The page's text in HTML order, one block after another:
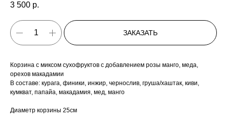
3 500 р.
ЗАКАЗАТЬ
Корзина с миксом сухофруктов с добавлением розы манго, меда,
орехов макадамии
В составе: курага, финики, инжир, чернослив, груша/хаштак, киви,
кумкват, папайа, макадамия, мед, манго
Диаметр корзины 25см